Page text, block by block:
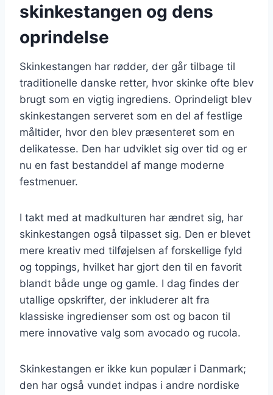
skinkestangen og dens
oprindelse
Skinkestangen har rødder, der går tilbage til
traditionelle danske retter, hvor skinke ofte blev
brugt som en vigtig ingrediens. Oprindeligt blev
skinkestangen serveret som en del af festlige
måltider, hvor den blev præsenteret som en
delikatesse. Den har udviklet sig over tid og er
nu en fast bestanddel af mange moderne
festmenuer.
I takt med at madkulturen har ændret sig, har
skinkestangen også tilpasset sig. Den er blevet
mere kreativ med tilføjelsen af forskellige fyld
og toppings, hvilket har gjort den til en favorit
blandt både unge og gamle. I dag findes der
utallige opskrifter, der inkluderer alt fra
klassiske ingredienser som ost og bacon til
mere innovative valg som avocado og rucola.
Skinkestangen er ikke kun populær i Danmark;
den har også vundet indpas i andre nordiske